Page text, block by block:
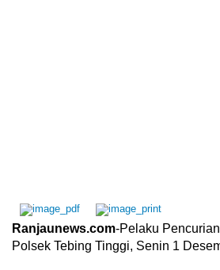
Ranjaunews.com-Pelaku
Polsek Tebing Tinggi, Senin 1